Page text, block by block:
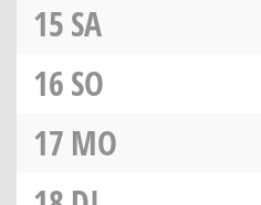
15SA
16SO
17 MO